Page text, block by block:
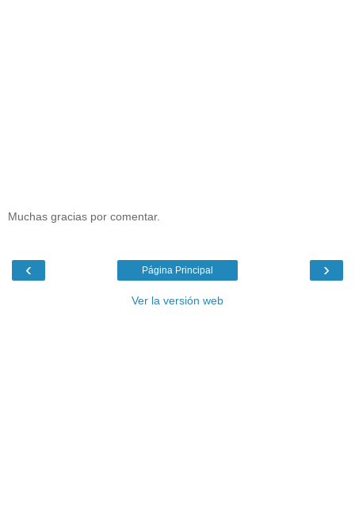
Muchas gracias por comentar.
‹ ›
Página Principal
Ver la versión web